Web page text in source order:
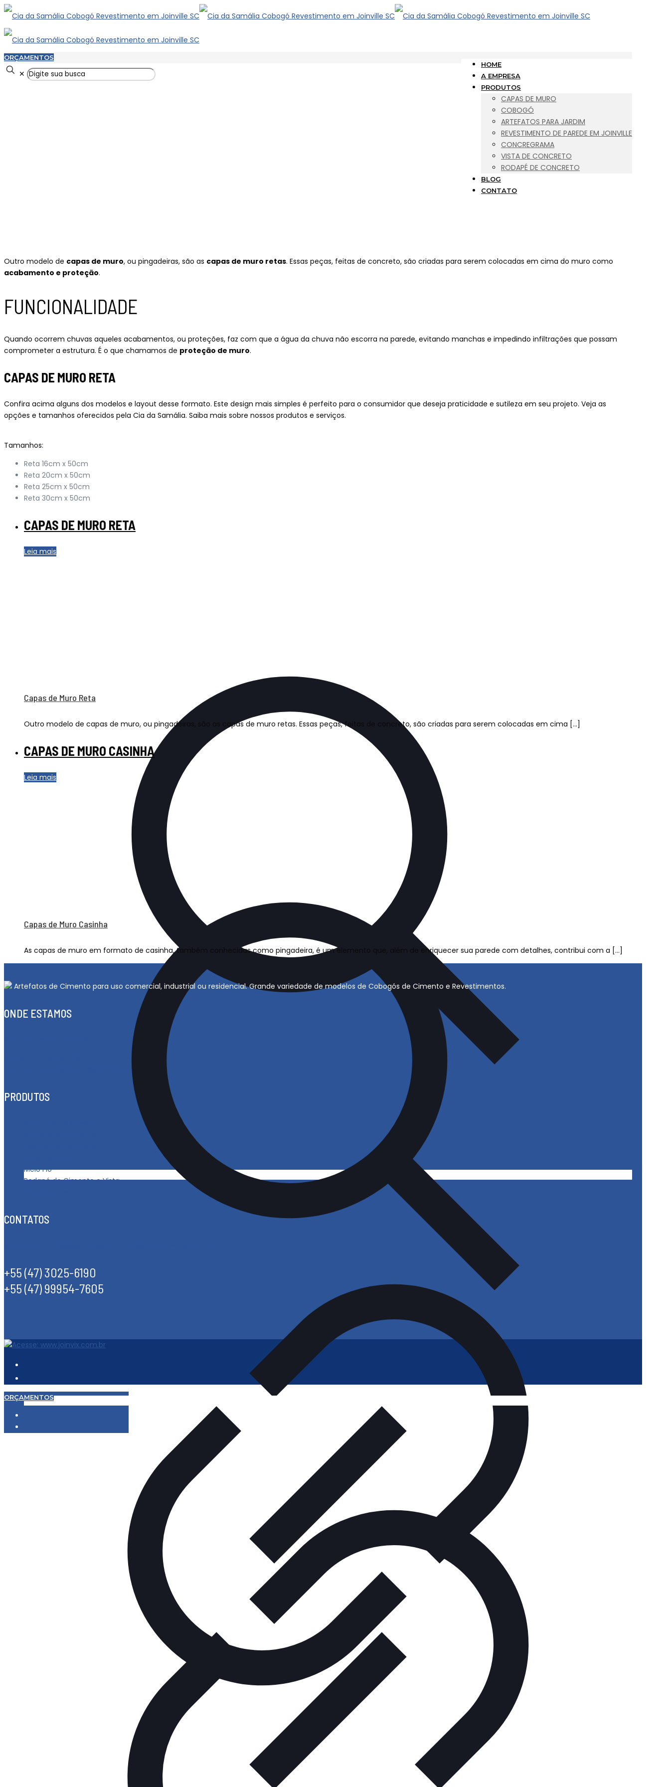
HOME
A EMPRESA
PRODUTOS
CAPAS DE MURO
COBOGÓ
ARTEFATOS PARA JARDIM
REVESTIMENTO DE PAREDE EM JOINVILLE
CONCREGRAMA
VISTA DE CONCRETO
RODAPÉ DE CONCRETO
BLOG
CONTATO
ORÇAMENTOS
✕
Outro modelo de capas de muro, ou pingadeiras, são as capas de muro retas. Essas peças, feitas de concreto, são criadas para serem colocadas em cima do muro como
acabamento e proteção.
FUNCIONALIDADE
Quando ocorrem chuvas aqueles acabamentos, ou proteções, faz com que a água da chuva não escorra na parede, evitando manchas e impedindo infiltrações que possam
comprometer a estrutura. É o que chamamos de proteção de muro.
CAPAS DE MURO RETA
Confira acima alguns dos modelos e layout desse formato. Este design mais simples é perfeito para o consumidor que deseja praticidade e sutileza em seu projeto. Veja as
opções e tamanhos oferecidos pela Cia da Samália. Saiba mais sobre nossos produtos e serviços.
Tamanhos:
Reta 16cm x 50cm
Reta 20cm x 50cm
Reta 25cm x 50cm
Reta 30cm x 50cm
CAPAS DE MURO RETA
Leia mais
Capas de Muro Reta
Outro modelo de capas de muro, ou pingadeiras, são as capas de muro retas. Essas peças, feitas de concreto, são criadas para serem colocadas em cima […]
CAPAS DE MURO CASINHA
Leia mais
Capas de Muro Casinha
As capas de muro em formato de casinha, também conhecidas como pingadeira, é um elemento que, além de enriquecer sua parede com detalhes, contribui com a […]
Artefatos de Cimento para uso comercial, industrial ou residencial. Grande variedade de modelos de Cobogós de Cimento e Revestimentos.
ONDE ESTAMOS
PRODUTOS
Meio Fio
Rodapé de Cimento e Vista
CONTATOS
+55 (47) 3025-6190
+55 (47) 99954-7605
ORÇAMENTOS